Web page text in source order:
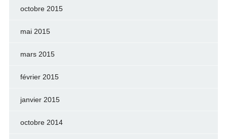
octobre 2015
mai 2015
mars 2015
février 2015
janvier 2015
octobre 2014